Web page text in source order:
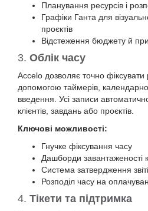
Планування ресурсів і
Графіки Ганта для
проєктів
Відстеження бюджету й
3. Облік часу
Accelo дозволяє точно фіксувати
допомогою таймерів,
введення. Усі записи
клієнтів, завдань або проєктів.
Ключові можливості:
Гнучке фіксування часу
Дашборди завантаженості
Система затвердження
Розподіл часу на
4. Тікети та підтримка